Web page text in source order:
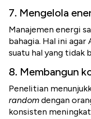
7. Mengelola
Manajemen energi
bahagia. Hal ini agar
suatu hal yang tidak
8. Membangun
Penelitian
randomdengan
konsisten